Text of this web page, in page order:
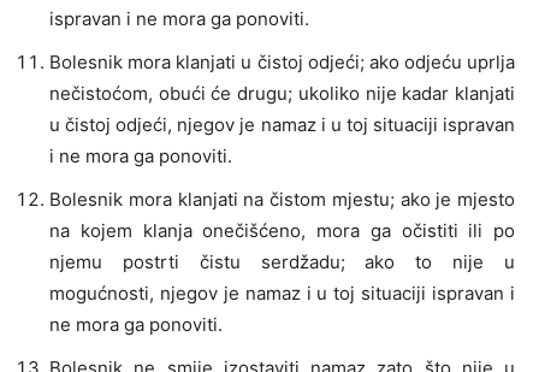
ispravan i ne mora ga ponoviti.
Bolesnik mora klanjati u čistoj odjeći; ako odjeću uprlja
nečistoćom, obući će drugu; ukoliko nije kadar klanjati
u čistoj odjeći, njegov je namaz i u toj situaciji ispravan
i ne mora ga ponoviti.
Bolesnik mora klanjati na čistom mjestu; ako je mjesto
na kojem klanja onečišćeno, mora ga očistiti ili po
njemu postrti čistu serdžadu; ako to nije u
mogućnosti, njegov je namaz i u toj situaciji ispravan i
ne mora ga ponoviti.